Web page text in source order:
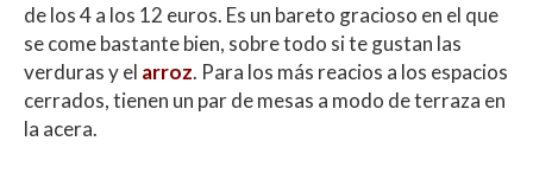
de los 4 a los 12 euros. Es un bareto gracioso en el que
se come bastante bien, sobre todo si te gustan las
verduras y el arroz. Para los más reacios a los espacios
cerrados, tienen un par de mesas a modo de terraza en
la acera.